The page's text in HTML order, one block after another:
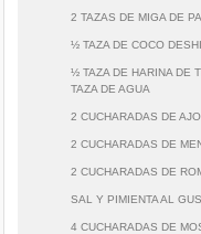
2 TAZAS DE MIGA DE
½ TAZA DE COCO
½ TAZA DE HARINA DE
TAZA DE AGUA
2 CUCHARADAS DE
2 CUCHARADAS DE
2 CUCHARADAS DE
SAL Y PIMIENTA AL
4 CUCHARADAS DE